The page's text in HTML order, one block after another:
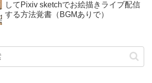
してPixiv sketchでお絵描きライブ配信
する方法覚書（BGMありで）